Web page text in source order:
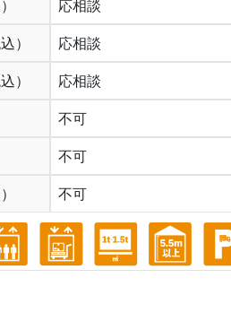
応相談
） 応相談
） 応相談
不可
不可
不可